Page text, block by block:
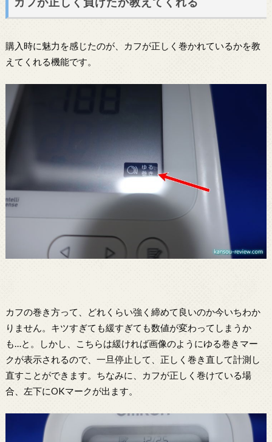
購入時に魅力を感じたのが、カフが正しく巻かれているかを教
えてくれる機能です。
カフの巻き方って、どれくらい強く締めて良いのか今いちわか
りません。キツすぎても緩すぎても数値が変わってしまうか
も…と。しかし、こちらは緩ければ画像のようにゆる巻きマー
クが表示されるので、一旦停止して、正しく巻き直して計測し
直すことができます。ちなみに、カフが正しく巻けている場
合、左下にOKマークが出ます。